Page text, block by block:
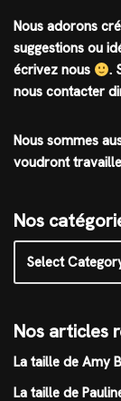
Nous adorons
suggestions ou
écrivez nous
.
nous contacter
Nous sommes
voudront
Nos
Nos articles
La taille de Amy
La taille de